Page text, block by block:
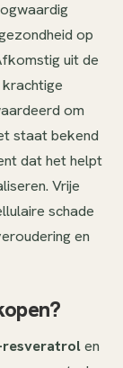
op
uit de
om
staat bekend
dat het helpt
Vrije
schade
en
resveratrolen